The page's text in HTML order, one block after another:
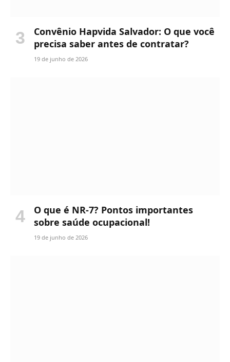
Convênio Hapvida Salvador: O que você
precisa saber antes de contratar?
19 de junho de 2026
O que é NR-7? Pontos importantes
sobre saúde ocupacional!
19 de junho de 2026